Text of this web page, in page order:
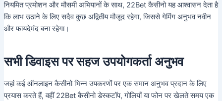
नियमित प्रमोशन और मौसमी अभियानों के साथ, 22Bet कैसीनो यह आश्वासन देता है
कि लाभ उठाने के लिए सदैव कुछ अद्वितीय मौजूद रहेगा, जिससे गेमिंग अनुभव नवीन
और फायदेमंद बना रहेगा।
सभी डिवाइस पर सहज उपयोगकर्ता अनुभव
जहां कई ऑनलाइन कैसीनो भिन्न उपकरणों पर एक समान अनुभव प्रदान के लिए
प्रयास करते हैं, वहीं 22Bet कैसीनो डेस्कटॉप, गोलियाँ या फोन पर खेलते समय एक